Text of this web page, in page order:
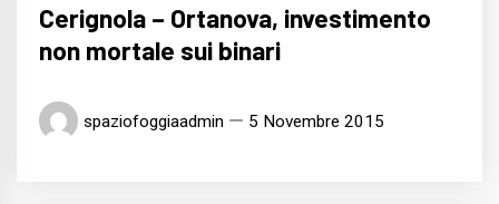
Cerignola – Ortanova, investimento
non mortale sui binari
spaziofoggiaadmin 5 Novembre 2015